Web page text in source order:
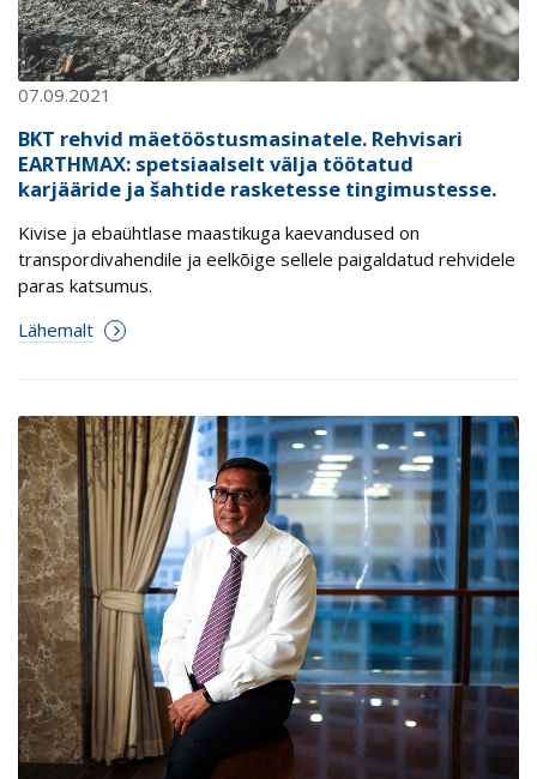
07.09.2021
BKT rehvid mäetööstusmasinatele. Rehvisari
EARTHMAX: spetsiaalselt välja töötatud
karjääride ja šahtide rasketesse tingimustesse.
Kivise ja ebaühtlase maastikuga kaevandused on
transpordivahendile ja eelkõige sellele paigaldatud rehvidele
paras katsumus.
Lähemalt